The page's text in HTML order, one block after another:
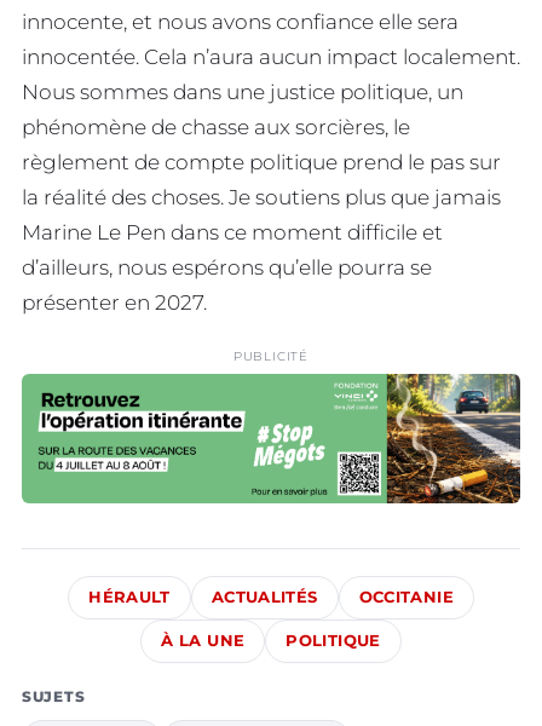
innocente, et nous avons confiance elle sera
innocentée. Cela n’aura aucun impact localement.
Nous sommes dans une justice politique, un
phénomène de chasse aux sorcières, le
règlement de compte politique prend le pas sur
la réalité des choses. Je soutiens plus que jamais
Marine Le Pen dans ce moment difficile et
d’ailleurs, nous espérons qu’elle pourra se
présenter en 2027.
PUBLICITÉ
HÉRAULT ACTUALITÉS OCCITANIE
À LA UNE POLITIQUE
SUJETS